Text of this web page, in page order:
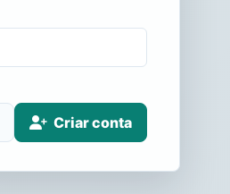
Criar conta